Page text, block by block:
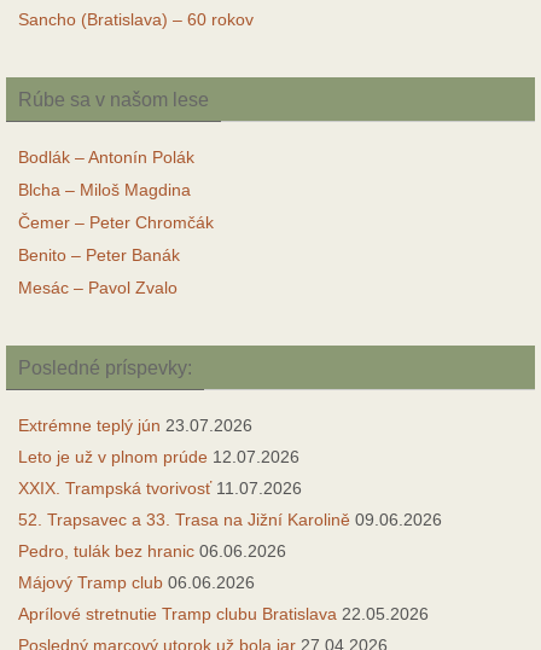
Sancho (Bratislava) – 60 rokov
Rúbe sa v našom lese
Bodlák – Antonín Polák
Blcha – Miloš Magdina
Čemer – Peter Chromčák
Benito – Peter Banák
Mesác – Pavol Zvalo
Posledné príspevky:
Extrémne teplý jún 23.07.2026
Leto je už v plnom prúde 12.07.2026
XXIX. Trampská tvorivosť 11.07.2026
52. Trapsavec a 33. Trasa na Jižní Karolině 09.06.2026
Pedro, tulák bez hranic 06.06.2026
Májový Tramp club 06.06.2026
Aprílové stretnutie Tramp clubu Bratislava 22.05.2026
Posledný marcový utorok už bola jar 27.04.2026